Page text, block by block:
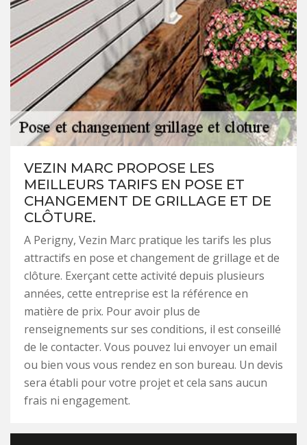
VEZIN MARC PROPOSE LES
MEILLEURS TARIFS EN POSE ET
CHANGEMENT DE GRILLAGE ET DE
CLÔTURE.
A Perigny, Vezin Marc pratique les tarifs les plus
attractifs en pose et changement de grillage et de
clôture. Exerçant cette activité depuis plusieurs
années, cette entreprise est la référence en
matière de prix. Pour avoir plus de
renseignements sur ses conditions, il est conseillé
de le contacter. Vous pouvez lui envoyer un email
ou bien vous vous rendez en son bureau. Un devis
sera établi pour votre projet et cela sans aucun
frais ni engagement.